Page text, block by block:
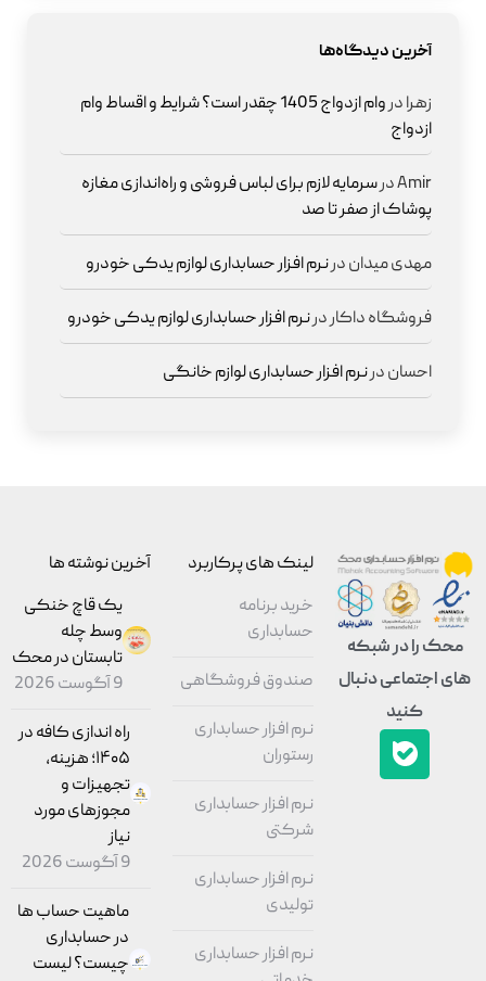
آخرین دیدگاه‌ها
زهرادر
وام ازدواج 1405 چقدر است؟ شرایط و اقساط وام
ازدواج
Amirدرسرمایه لازم برای لباس فروشی و راه‌اندازی مغازه
پوشاک از صفر تا صد
مهدی میداندرنرم افزار حسابداری لوازم یدکی خودرو
فروشگاه داکاردرنرم افزار حسابداری لوازم یدکی خودرو
احساندرنرم افزار حسابداری لوازم خانگی
محک را در شبکه
های اجتماعی دنبال
کنید
لینک های پرکاربرد
خرید برنامه
حسابداری
صندوق فروشگاهی
نرم افزار حسابداری
رستوران
نرم افزار حسابداری
شرکتی
نرم افزار حسابداری
تولیدی
نرم افزار حسابداری
آخرین نوشته ها
یک قاچ خنکی
وسط چله
تابستان در محک
9 آگوست 2026
راه اندازی کافه در
۱۴۰۵؛ هزینه،
تجهیزات و
مجوزهای مورد
نیاز
9 آگوست 2026
ماهیت حساب ‌ها
در حسابداری
چیست؟ لیست